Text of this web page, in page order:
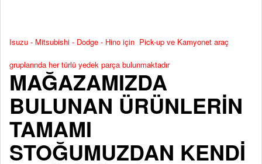
Isuzu - Mitsubishi - Dodge - Hino için Pick-up ve Kamyonet araç
gruplarında her türlü yedek parça bulunmaktadır
MAĞAZAMIZDA
BULUNAN ÜRÜNLERİN
TAMAMI
STOĞUMUZDAN KENDİ